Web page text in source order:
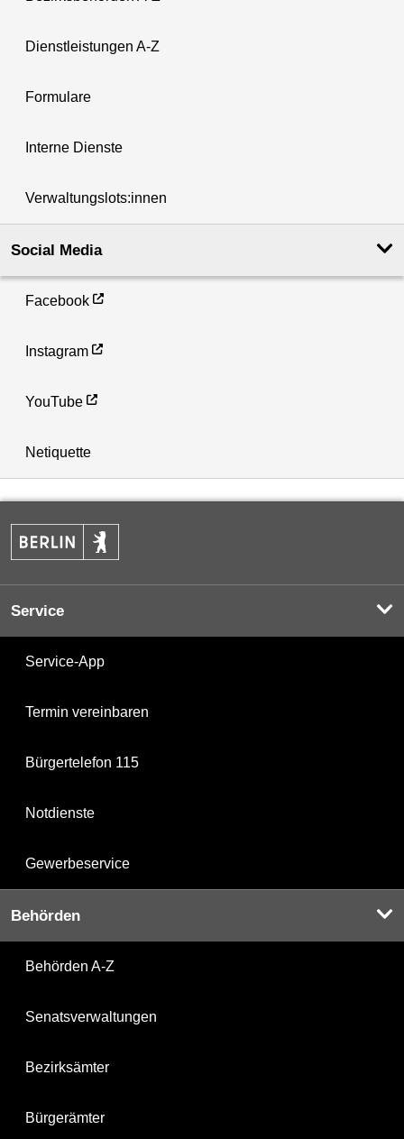
Dienstleistungen A-Z
Formulare
Interne Dienste
Verwaltungslots:innen
Social Media
Facebook
Instagram
YouTube
Netiquette
Service
Service-App
Termin vereinbaren
Bürgertelefon 115
Notdienste
Gewerbeservice
Behörden
Behörden A-Z
Senatsverwaltungen
Bezirksämter
Bürgerämter